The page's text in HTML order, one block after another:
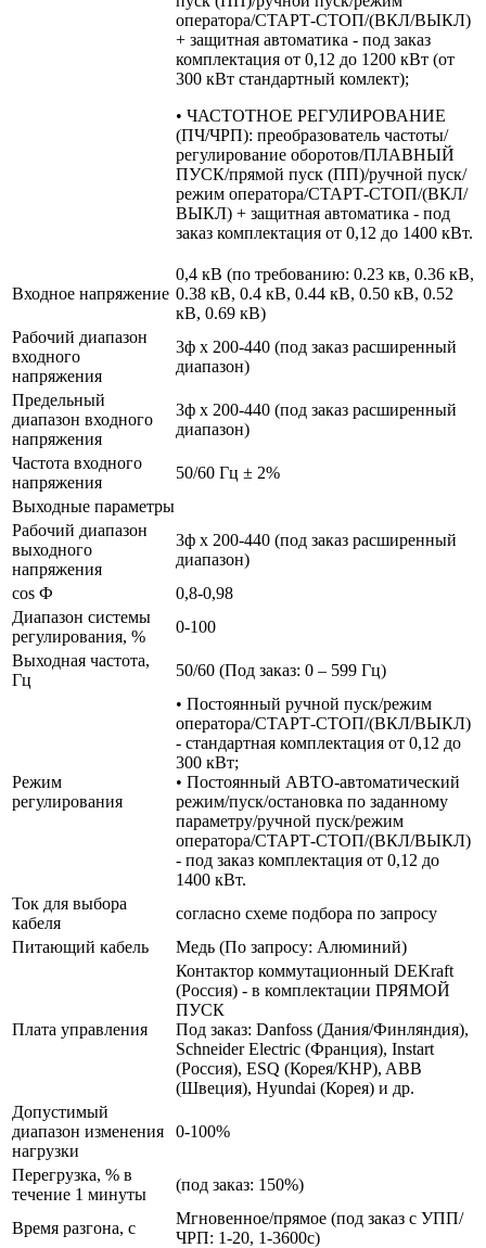
оператора/СТАРТ-СТОП/(ВКЛ/ВЫКЛ)
+ защитная автоматика - под заказ
комплектация от 0,12 до 1200 кВт (от
300 кВт стандартный комлект);
• ЧАСТОТНОЕ РЕГУЛИРОВАНИЕ
(ПЧ/ЧРП): преобразователь частоты/
регулирование оборотов/ПЛАВНЫЙ
ПУСК/прямой пуск (ПП)/ручной пуск/
режим оператора/СТАРТ-СТОП/(ВКЛ/
ВЫКЛ) + защитная автоматика - под
заказ комплектация от 0,12 до 1400 кВт.
Входное напряжение
0,4 кВ (по требованию: 0.23 кв, 0.36 кВ,
0.38 кВ, 0.4 кВ, 0.44 кВ, 0.50 кВ, 0.52
кВ, 0.69 кВ)
Рабочий диапазон
входного
напряжения
3ф х 200-440 (под заказ расширенный
диапазон)
Предельный
диапазон входного
напряжения
3ф х 200-440 (под заказ расширенный
диапазон)
Частота входного
напряжения
50/60 Гц ± 2%
Выходные параметры
Рабочий диапазон
выходного
напряжения
3ф х 200-440 (под заказ расширенный
диапазон)
cos Ф
0,8-0,98
Диапазон системы
регулирования, %
0-100
Выходная частота,
Гц
50/60 (Под заказ: 0 – 599 Гц)
Режим
регулирования
• Постоянный ручной пуск/режим
оператора/СТАРТ-СТОП/(ВКЛ/ВЫКЛ)
- стандартная комплектация от 0,12 до
300 кВт;
• Постоянный АВТО-автоматический
режим/пуск/остановка по заданному
параметру/ручной пуск/режим
оператора/СТАРТ-СТОП/(ВКЛ/ВЫКЛ)
- под заказ комплектация от 0,12 до
1400 кВт.
Ток для выбора
кабеля
согласно схеме подбора по запросу
Питающий кабель
Медь (По запросу: Алюминий)
Плата управления
Контактор коммутационный DEKraft
(Россия) - в комплектации ПРЯМОЙ
ПУСК
Под заказ: Danfoss (Дания/Финляндия),
Schneider Electric (Франция), Instart
(Россия), ESQ (Корея/КНР), ABB
(Швеция), Hyundai (Корея) и др.
Допустимый
диапазон изменения
нагрузки
0-100%
Перегрузка, % в
течение 1 минуты
(под заказ: 150%)
Время разгона, с
Мгновенное/прямое (под заказ с УПП/
ЧРП: 1-20, 1-3600с)